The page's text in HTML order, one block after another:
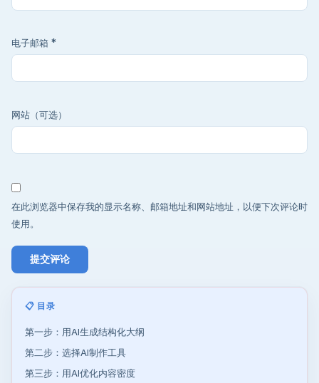
电子邮箱 *
网站（可选）
在此浏览器中保存我的显示名称、邮箱地址和网站地址，以便下次评论时
使用。
📋 目录
第一步：用AI生成结构化大纲
第二步：选择AI制作工具
第三步：用AI优化内容密度